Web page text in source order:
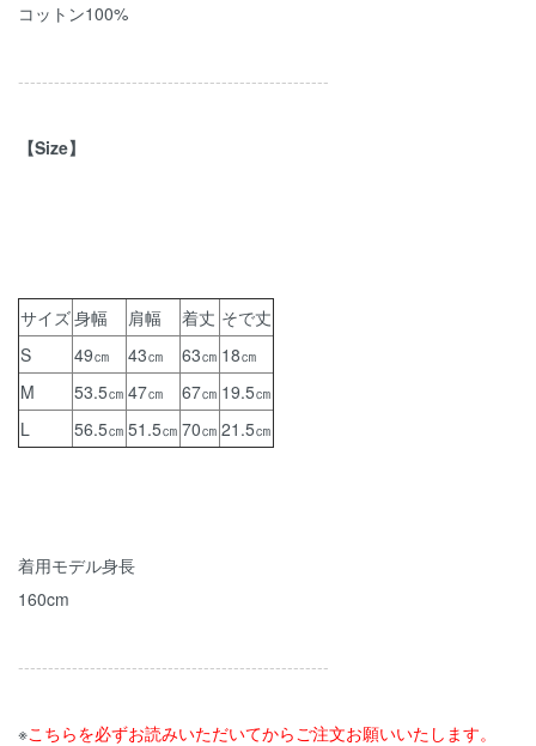
コットン100%
----------------------------------------------------
【Size】
サイズ身幅 肩幅 着丈 そで丈
S
49㎝ 43㎝ 63㎝ 18㎝
M
53.5㎝ 47㎝ 67㎝ 19.5㎝
L
56.5㎝ 51.5㎝ 70㎝ 21.5㎝
着用モデル身長
160cm
----------------------------------------------------
※こちらを必ずお読みいただいてからご注文お願いいたします。